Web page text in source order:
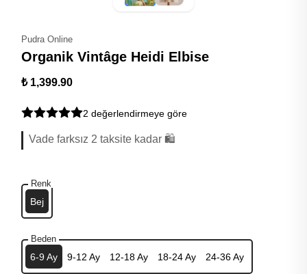
Pudra Online
Organik Vintâge Heidi Elbise
₺ 1,399.90
2 değerlendirmeye göre
Vade farksız 2 taksite kadar 🛍️
Renk
Bej
Beden
6-9 Ay 9-12 Ay 12-18 Ay 18-24 Ay 24-36 Ay